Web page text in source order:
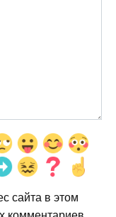
сайта в этом